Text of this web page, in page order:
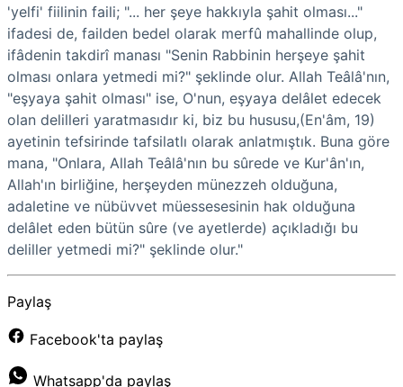
'yelfi' fiilinin faili; "... her şeye hakkıyla şahit olması..."
ifadesi de, failden bedel olarak merfû mahallinde olup,
ifâdenin takdirî manası "Senin Rabbinin herşeye şahit
olması onlara yetmedi mi?" şeklinde olur. Allah Teâlâ'nın,
"eşyaya şahit olması" ise, O'nun, eşyaya delâlet edecek
olan delilleri yaratmasıdır ki, biz bu hususu,(En'âm, 19)
ayetinin tefsirinde tafsilatlı olarak anlatmıştık. Buna göre
mana, "Onlara, Allah Teâlâ'nın bu sûrede ve Kur'ân'ın,
Allah'ın birliğine, herşeyden münezzeh olduğuna,
adaletine ve nübüvvet müessesesinin hak olduğuna
delâlet eden bütün sûre (ve ayetlerde) açıkladığı bu
deliller yetmedi mi?" şeklinde olur."
Paylaş
Facebook'ta paylaş
Whatsapp'da paylaş